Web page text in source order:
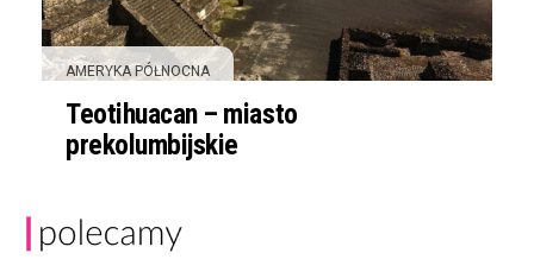
AMERYKA PÓŁNOCNA
Teotihuacan – miasto
prekolumbijskie